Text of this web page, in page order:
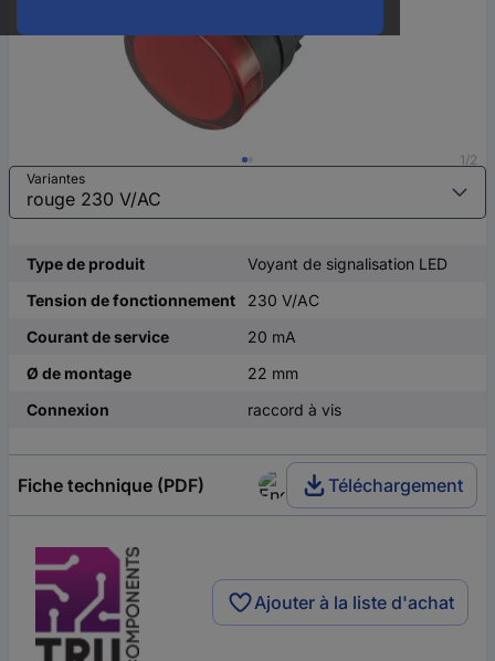
1/2
Variantes
Type de produit
Voyant de signalisation LED
Tension de fonctionnement
230 V/AC
Courant de service
20 mA
Ø de montage
22 mm
Connexion
raccord à vis
Fiche technique (PDF) Téléchargement
Ajouter à la liste d'achat